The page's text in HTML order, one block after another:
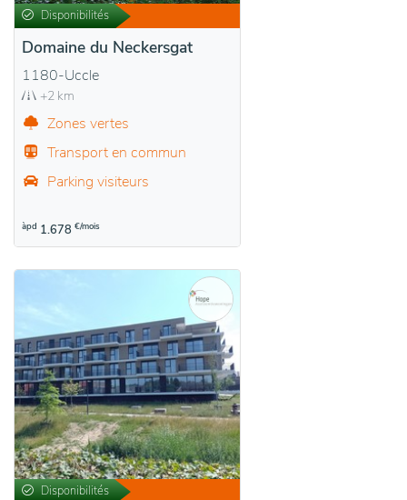
Disponibilités
Domaine du Neckersgat
1180-Uccle
+2 km
Zones vertes
Transport en commun
Parking visiteurs
àpd 1.678 €/mois
Disponibilités